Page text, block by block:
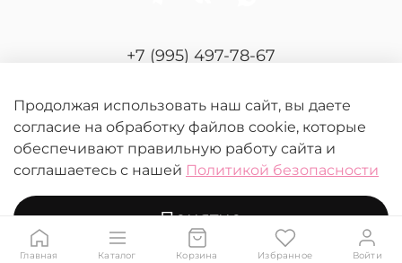
+7 (995) 497-78-67
© 2026 FERRASKIN.
Любое использование контента без письменного
разрешения запрещено
Продолжая использовать наш сайт, вы даете
согласие на обработку файлов cookie, которые
обеспечивают правильную работу сайта и
соглашаетесь с нашей Политикой безопасности
Понятно
Главная Каталог Корзина Избранное Войти